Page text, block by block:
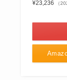
¥23,236
（